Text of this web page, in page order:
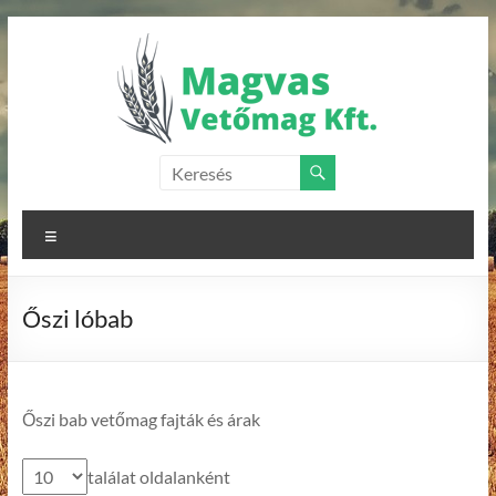
Skip
Vetőmag
Kft.
forgalmazása
Őszi lóbab
Őszi bab vetőmag fajták és árak
találat oldalanként